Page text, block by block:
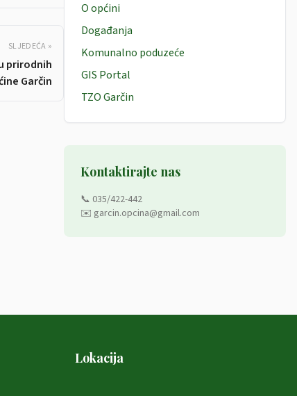
SLJEDEĆA »
prirodnih
Garčin
O općini
Događanja
Komunalno poduzeće
GIS Portal
TZO Garčin
Kontaktirajte nas
📞 035/422-442
✉️ garcin.opcina@gmail.com
Lokacija